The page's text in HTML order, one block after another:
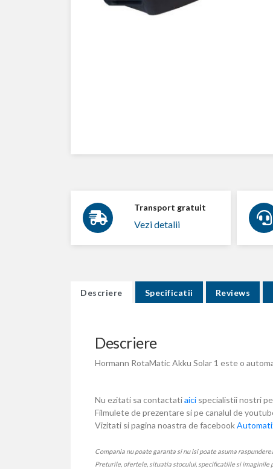
Transport gratuit
Vezi detalii
Descriere Specificatii Reviews
Descriere
Hormann RotaMatic Akku Solar 1 este o
Nu ezitati sa contactatiaici specialistii nostri
Filmulete de prezentare si pe canalul de
Vizitati si pagina noastra de facebook
Compania nu poate garanta si nu isi poate asuma
Preturile, ofertele, situatia stocului, specificatiile si imaginile